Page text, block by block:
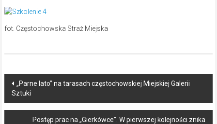
fot. Częstochowska Straż Miejska
Post
navigation
„Parne lato” na tarasach częstochowskiej Miejskiej Galerii
Sztuki
Postęp prac na „Gierkówce”. W pierwszej kolejności znika